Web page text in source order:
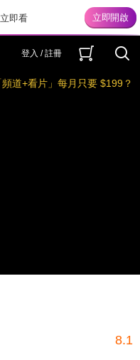
即看
登入 / 註冊
頻道+看片」每月只要 $199？
8.1